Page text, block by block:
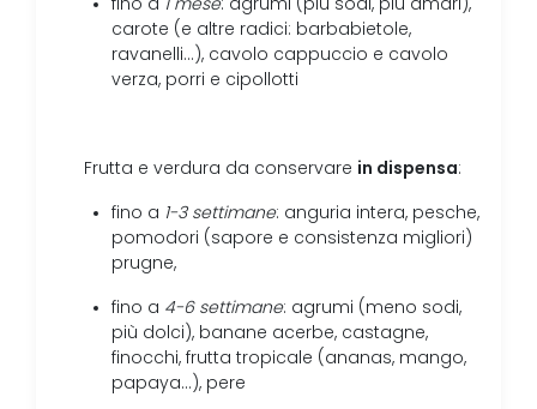
fino a 1 mese: agrumi (più sodi, più amari),
carote (e altre radici: barbabietole,
ravanelli…), cavolo cappuccio e cavolo
verza, porri e cipollotti
Frutta e verdura da conservare in dispensa:
fino a 1-3 settimane: anguria intera, pesche,
pomodori (sapore e consistenza migliori)
prugne,
fino a 4-6 settimane: agrumi (meno sodi,
più dolci), banane acerbe, castagne,
finocchi, frutta tropicale (ananas, mango,
papaya…), pere